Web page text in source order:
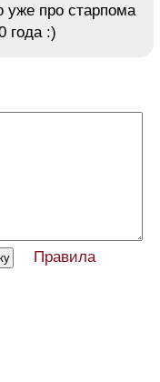
уже про старпома
года :)
Правила